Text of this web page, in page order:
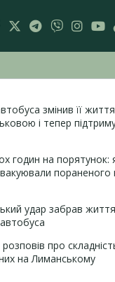
змінив її
і тепер
годин на порятунок:
пораненого
удар забрав життя
про
на Лиманському